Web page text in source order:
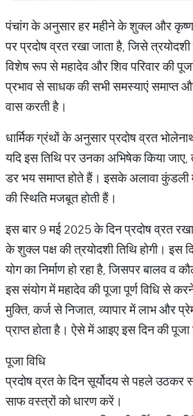
पंचांग के अनुसार हर महीने के शुक्ल और कृष्ण
पर प्रदोष व्रत रखा जाता है, जिसे
विशेष रूप से महादेव और शिव परिवार की
प्रभाव से साधक की सभी समस्याएं समाप्त
वास करती है।
धार्मिक ग्रंथों के अनुसार प्रदोष व्रत
यदि इस तिथि पर उनका अभिषेक किया
डर भय समाप्त होते हैं। इसके अलावा कुंडली
की स्थिति मजबूत होती हैं।
इस बार 9 मई 2025 के दिन प्रदोष व्रत
के शुक्ल पक्ष की त्रयोदशी तिथि होगी। इस
योग का निर्माण हो रहा है, जिसपर बालव व
इस संयोग में महादेव की पूजा पूर्ण विधि से
मुक्ति, कर्ज से निजात, व्यापार में लाभ और
प्राप्त होता है। ऐसे में आइए इस दिन की पूजा
पूजा विधि
प्रदोष व्रत के दिन सूर्योदय से पहले उठकर
साफ वस्त्रों को धारण करें।